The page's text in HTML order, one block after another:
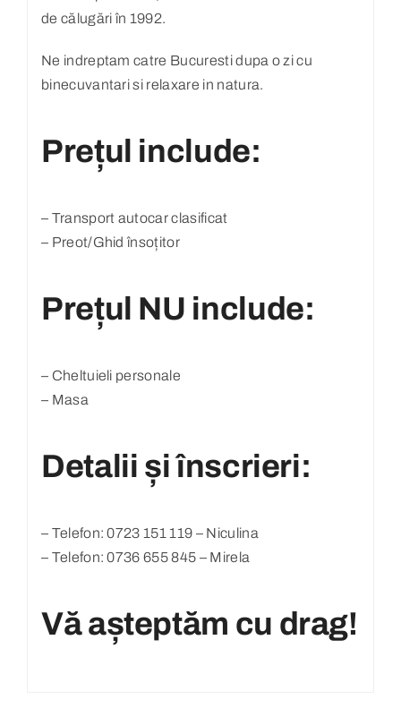
de călugări în 1992.
Ne indreptam catre Bucuresti dupa o zi cu
binecuvantari si relaxare in natura.
Prețul include:
– Transport autocar clasificat
– Preot/Ghid însoțitor
Prețul NU include:
– Cheltuieli personale
– Masa
Detalii și înscrieri:
– Telefon: 0723 151 119 – Niculina
– Telefon: 0736 655 845 – Mirela
Vă așteptăm cu drag!